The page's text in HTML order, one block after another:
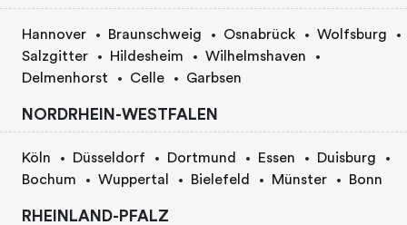
Hannover Braunschweig Osnabrück
Wolfsburg
Salzgitter
Hildesheim
Wilhelmshaven
Delmenhorst
Celle Garbsen
NORDRHEIN-WESTFALEN
Köln Düsseldorf Dortmund Essen
Duisburg
Bochum
Wuppertal Bielefeld Münster Bonn
RHEINLAND-PFALZ